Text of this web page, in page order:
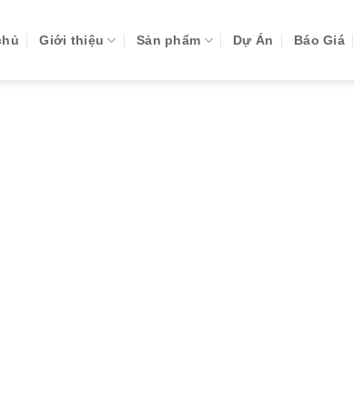
Giới thiệu Sản phẩm Dự Án Báo Giá